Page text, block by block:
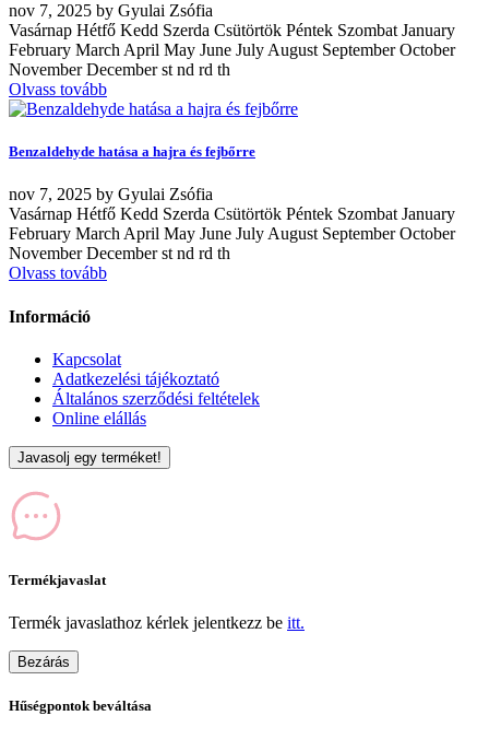
nov 7, 2025 by Gyulai Zsófia
Vasárnap Hétfő Kedd Szerda Csütörtök Péntek Szombat January
February March April May June July August September October
November December st nd rd th
Olvass tovább
Benzaldehyde hatása a hajra és fejbőrre
nov 7, 2025 by Gyulai Zsófia
Vasárnap Hétfő Kedd Szerda Csütörtök Péntek Szombat January
February March April May June July August September October
November December st nd rd th
Olvass tovább
Információ
Kapcsolat
Adatkezelési tájékoztató
Általános szerződési feltételek
Online elállás
Javasolj egy terméket!
Termékjavaslat
Termék javaslathoz kérlek jelentkezz be itt.
Bezárás
Hűségpontok beváltása